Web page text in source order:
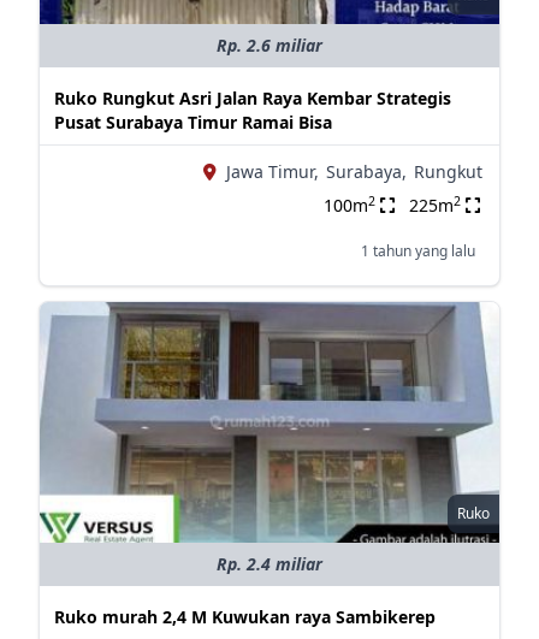
Rp. 2.6 miliar
Ruko Rungkut Asri Jalan Raya Kembar Strategis
Pusat Surabaya Timur Ramai Bisa
Jawa Timur, Surabaya, Rungkut
100m2 225m2
1 tahun yang lalu
Ruko
Rp. 2.4 miliar
Ruko murah 2,4 M Kuwukan raya Sambikerep